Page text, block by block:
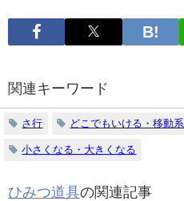
関連キーワード
さ行 どこでもいける・移動系
小さくなる・大きくなる
ひみつ道具の関連記事